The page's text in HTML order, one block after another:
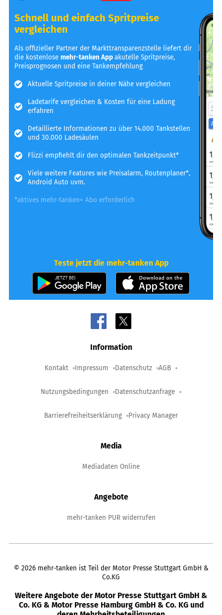
Schnell und einfach Spritpreise
vergleichen
Als offizieller Partner der Markttransparenzstelle liefert dir
die kostenlosemehr-tanken Appakutelle Spritpreise,
Preisprognosen und eine Tankempfehlung
Aktuelle Spritpreise in deiner Nähe vergleichen
Ladetarife vergleichen & Kosten für eine Ladung
erfahren
Detaillierte Informationen zu über 14.000 Tankstellen
und 30.000 Ladesäulen
Flizzi empfiehlt dir den optimalen Tankzeitpunkt*
Viele weitere Features wie Preisalarm, Routenplaner*,
Android Auto uvm.
*aktives mehr-tanken+ Abo erforderlich
Teste jetzt die mehr-tanken App
Information
Kontakt Impressum Datenschutz AGB
Nutzungsbedingungen Datenschutzanfrage
Barrierefreiheitserklärung Privacy Manager
Media
Mediadaten Online
Angebote
mehr-tanken PUR widerrufen
© 2026 mehr-tanken ist Teil der Motor Presse Stuttgart GmbH &
Co.KG
Weitere Angebote der Motor Presse Stuttgart GmbH &
Co. KG & Motor Presse Hamburg GmbH & Co. KG und